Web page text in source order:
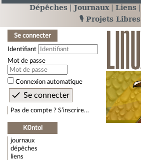
Dépêches Journaux Liens
🎙️ Projets Libres
Se connecter
Identifiant
Mot de passe
Connexion automatique
Pas de compte ? S’inscrire…
K0ntol
journaux
dépêches
liens